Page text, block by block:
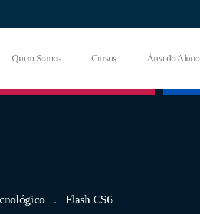
Quem Somos Cursos Área do Aluno
Flash CS6